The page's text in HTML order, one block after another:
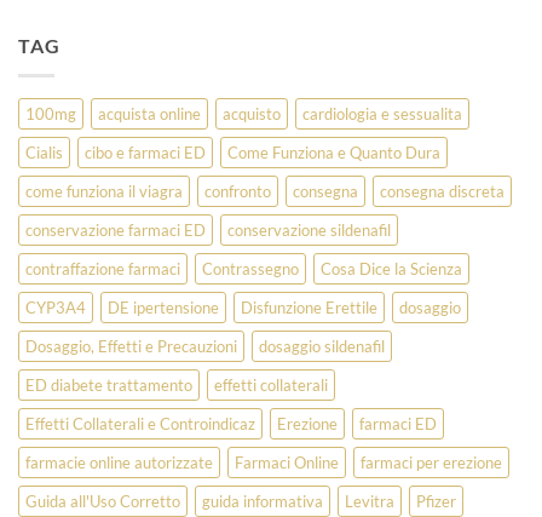
TAG
100mg acquista online acquisto
cardiologia e sessualita
Cialis
cibo e farmaci ED
Come Funziona e Quanto Dura
come funziona il viagra
confronto consegna
consegna discreta
conservazione farmaci ED
conservazione sildenafil
contraffazione farmaci
Contrassegno
Cosa Dice la Scienza
CYP3A4
DE ipertensione Disfunzione Erettile
dosaggio
Dosaggio, Effetti e Precauzioni
dosaggio sildenafil
ED diabete trattamento
effetti collaterali
Effetti Collaterali e Controindicaz
Erezione
farmaci ED
farmacie online autorizzate
Farmaci Online
farmaci per erezione
Guida all'Uso Corretto
guida informativa Levitra
Pfizer